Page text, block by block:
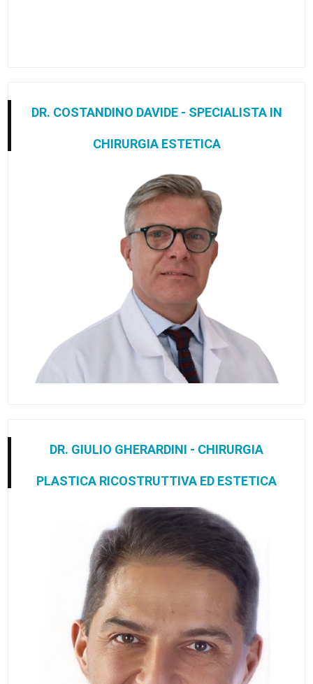
DR. COSTANDINO DAVIDE - SPECIALISTA IN
CHIRURGIA ESTETICA
DR. GIULIO GHERARDINI - CHIRURGIA
PLASTICA RICOSTRUTTIVA ED ESTETICA